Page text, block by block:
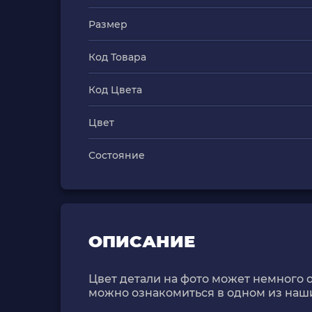
Размер
Код Товара
Код Цвета
Цвет
Состояние
ОПИСАНИЕ
Цвет детали на фото может немного
можно ознакомиться в одном из